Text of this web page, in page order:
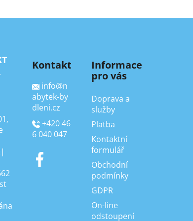
Kontakt
info@n
abytek-by
dleni.cz
+420 46
6 040 047
Informace
pro vás
Doprava a
služby
Platba
Kontaktní
formulář
Obchodní
podmínky
GDPR
On-line
odstoupení